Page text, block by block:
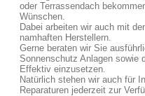
oder Terrassendach
Wünschen.
Dabei arbeiten wir auch mit
namhaften Herstellern.
Gerne beraten wir Sie
Sonnenschutz Anlagen sowie
Effektiv einzusetzen.
Natürlich stehen wir auch für
Reparaturen jederzeit zur